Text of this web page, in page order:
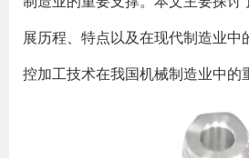
展历程、特点以及在现代制造业中
控加工技术在我国机械制造业中的